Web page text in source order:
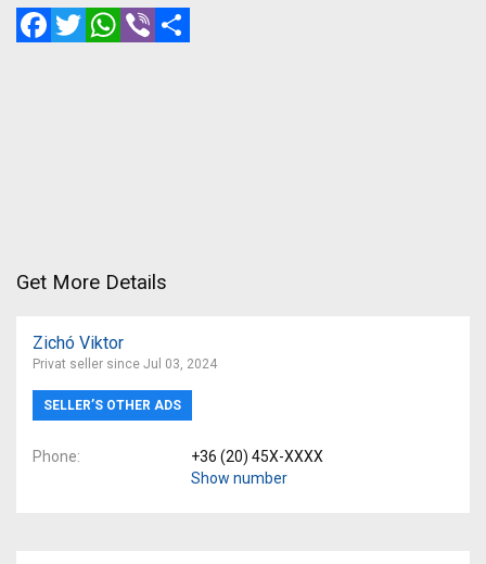
FacebookTwitterWhatsApp
Viber
Get More Details
Zichó Viktor
Privat seller since Jul 03, 2024
SELLER’S OTHER ADS
Phone
+36 (20) 45X-XXXX
Show number